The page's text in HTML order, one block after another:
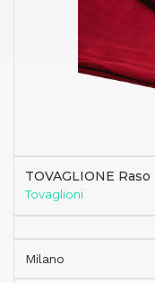
TOVAGLIONE
Tovaglioni
Milano